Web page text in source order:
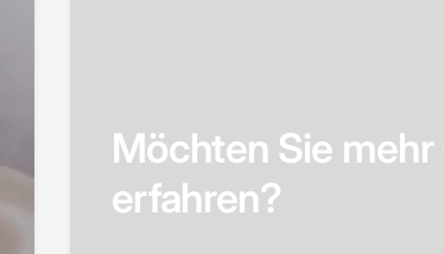
Möchten Sie
erfahren?